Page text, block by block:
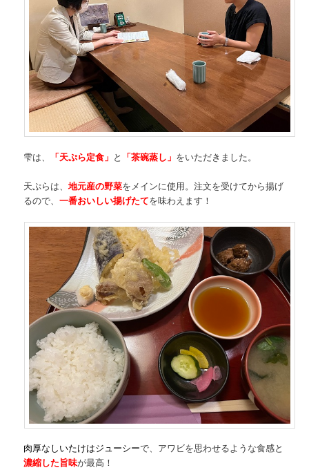
雫は、 「天ぷら定食」 と 「茶碗蒸し」 をいただきました。
天ぷらは、地元産の野菜をメインに使用。注文を受けてから揚げ
るので、一番おいしい揚げたてを味わえます！
肉厚なしいたけはジューシーで、アワビを思わせるような食感と
濃縮した旨味が最高！